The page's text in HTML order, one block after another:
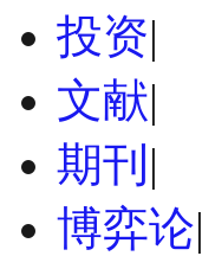
投资|
文献|
期刊 |
博弈论|